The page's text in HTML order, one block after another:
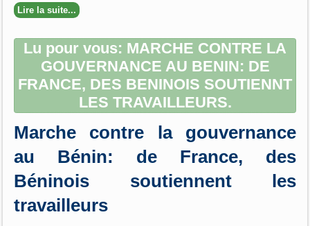
Lire la suite...
Lu pour vous: MARCHE CONTRE LA
GOUVERNANCE AU BENIN: DE
FRANCE, DES BENINOIS SOUTIENNT
LES TRAVAILLEURS.
Marche contre la gouvernance
au Bénin: de France, des
Béninois soutiennent les
travailleurs